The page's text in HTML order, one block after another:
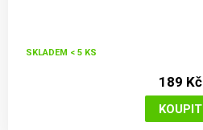
SKLADEM < 5 KS
189 Kč